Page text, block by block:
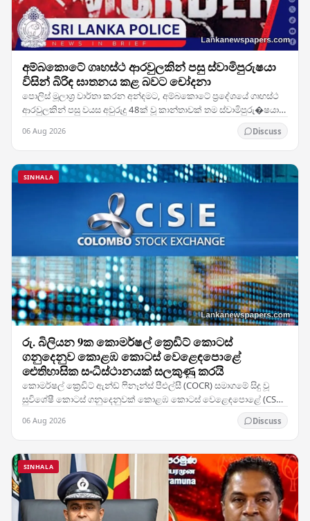
අම්බකොටේ ගෘහස්ථ ආරවුලකින් පසු ස්වාමිපුරුෂයා
විසින් බිරිඳ ඝාතනය කළ බවට චෝදනා
පොලිස් මූලාශ්‍ර වාර්තා කරන අන්දමට, අම්බකොටේ ප්‍රදේශයේ ගෘහස්ථ
ආරවුලකින් පසු වයස අවුරුදු 48ක් වූ කාන්තාවක් තම ස්වාමිපුරු�ෂයා
06 Aug 2026 Discuss
SINHALA
රු. බිලියන 9ක කොමර්ෂල් ක්‍රෙඩිට් කොටස්
ගනුදෙනුව කොළඹ කොටස් වෙළෙඳපොළේ
ඓතිහාසික සංධිස්ථානයක් සලකුණු කරයි
කොමර්ෂල් ක්‍රෙඩිට් ඇන්ඩ් ෆිනෑන්ස් පීඑල්සී (COCR) සමාගමේ සිදු වූ
සුවිශේෂී කොටස් ගනුදෙනුවක් කොළඹ කොටස් වෙළෙඳපොළේ (CSE)
06 Aug 2026 Discuss
SINHALA